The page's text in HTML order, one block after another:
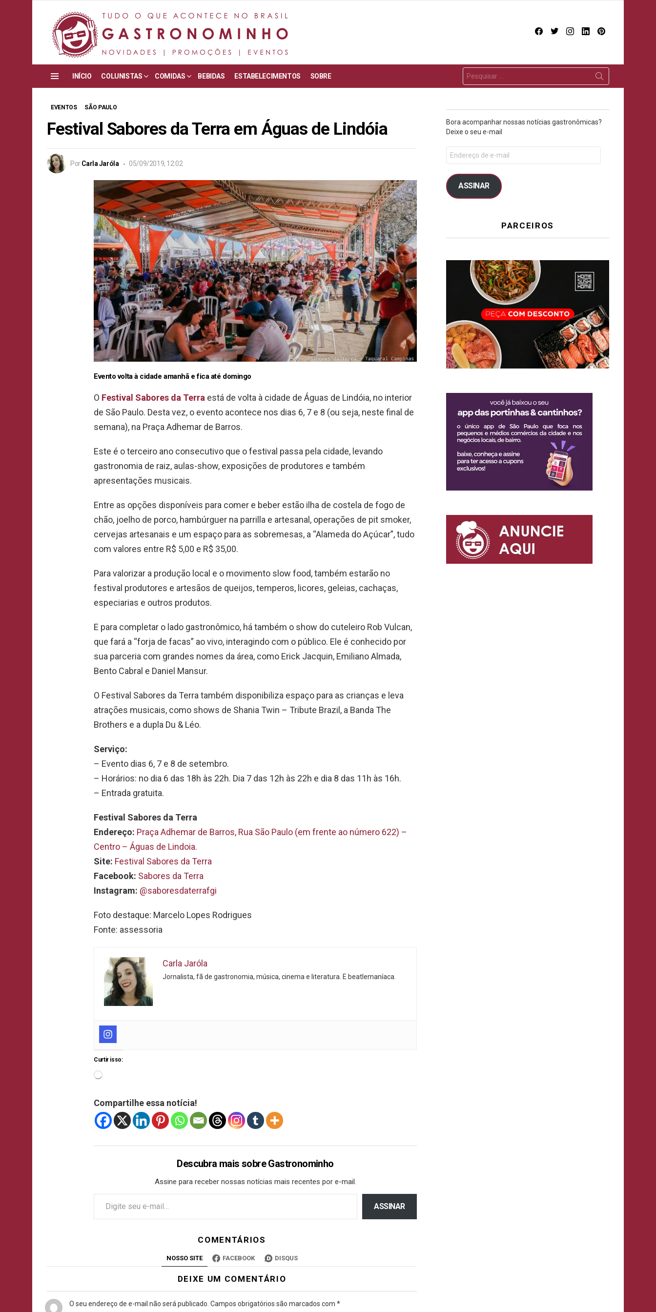
facebooktwitterinstagram
linkedin
INÍCIO COLUNISTAS COMIDAS BEBIDAS ESTABELECIMENTOS SOBRE
EVENTOS SÃO PAULO
Festival Sabores da Terra em Águas de Lindóia
Por Carla Jaróla 05/09/2019, 12:02
Evento volta à cidade amanhã e fica até domingo
O Festival Sabores da Terra está de volta à cidade de Águas de Lindóia, no interior
de São Paulo. Desta vez, o evento acontece nos dias 6, 7 e 8 (ou seja, neste final de
semana), na Praça Adhemar de Barros.
Este é o terceiro ano consecutivo que o festival passa pela cidade, levando
gastronomia de raiz, aulas-show, exposições de produtores e também
apresentações musicais.
Entre as opções disponíveis para comer e beber estão ilha de costela de fogo de
chão, joelho de porco, hambúrguer na parrilla e artesanal, operações de pit smoker,
cervejas artesanais e um espaço para as sobremesas, a “Alameda do Açúcar”, tudo
com valores entre R$ 5,00 e R$ 35,00.
Para valorizar a produção local e o movimento slow food, também estarão no
festival produtores e artesãos de queijos, temperos, licores, geleias, cachaças,
especiarias e outros produtos.
E para completar o lado gastronômico, há também o show do cuteleiro Rob Vulcan,
que fará a “forja de facas” ao vivo, interagindo com o público. Ele é conhecido por
sua parceria com grandes nomes da área, como Erick Jacquin, Emiliano Almada,
Bento Cabral e Daniel Mansur.
O Festival Sabores da Terra também disponibiliza espaço para as crianças e leva
atrações musicais, como shows de Shania Twin – Tribute Brazil, a Banda The
Brothers e a dupla Du & Léo.
Serviço:
– Evento dias 6, 7 e 8 de setembro.
– Horários: no dia 6 das 18h às 22h. Dia 7 das 12h às 22h e dia 8 das 11h às 16h.
– Entrada gratuita.
Festival Sabores da Terra
Endereço: Praça Adhemar de Barros, Rua São Paulo (em frente ao número 622) –
Centro – Águas de Lindoia.
Site: Festival Sabores da Terra
Facebook: Sabores da Terra
Instagram: @saboresdaterrafgi
Foto destaque: Marcelo Lopes Rodrigues
Fonte: assessoria
Carla Jaróla
Jornalista, fã de gastronomia, música, cinema e literatura. E beatlemaníaca.
Curtir isso:
Compartilhe essa notícia!
Descubra mais sobre Gastronominho
Assine para receber nossas notícias mais recentes por e-mail.
ASSINAR
COMENTÁRIOS
NOSSO SITE FACEBOOK DISQUS
DEIXE UM COMENTÁRIO
O seu endereço de e-mail não será publicado. Campos obrigatórios são marcados com *
Bora acompanhar nossas notícias gastronômicas?
Deixe o seu e-mail
ASSINAR
PARCEIROS